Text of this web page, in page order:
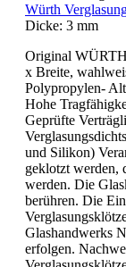
Würth
Dicke: 3 mm
Original
x Breite,
Polypropylen-
Hohe
Geprüfte
und Silikon)
geklotzt werden,
werden. Die
berühren. Die
Glashandwerks
erfolgen.